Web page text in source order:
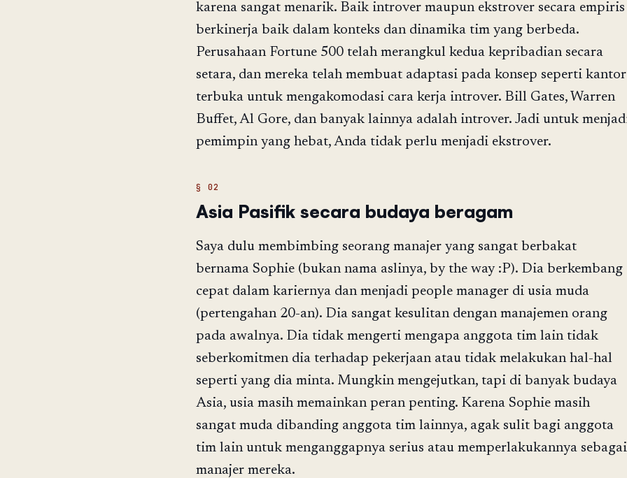
karena sangat menarik. Baik introver maupun ekstrover secara empiris
berkinerja baik dalam konteks dan dinamika tim yang berbeda.
Perusahaan Fortune 500 telah merangkul kedua kepribadian secara
setara, dan mereka telah membuat adaptasi pada konsep seperti kantor
terbuka untuk mengakomodasi cara kerja introver. Bill Gates, Warren
Buffet, Al Gore, dan banyak lainnya adalah introver. Jadi untuk
pemimpin yang hebat, Anda tidak perlu menjadi ekstrover.
Asia Pasifik secara budaya beragam
Saya dulu membimbing seorang manajer yang sangat berbakat
bernama Sophie (bukan nama aslinya, by the way :P). Dia berkembang
cepat dalam kariernya dan menjadi people manager di usia muda
(pertengahan 20-an). Dia sangat kesulitan dengan manajemen orang
pada awalnya. Dia tidak mengerti mengapa anggota tim lain tidak
seberkomitmen dia terhadap pekerjaan atau tidak melakukan hal-hal
seperti yang dia minta. Mungkin mengejutkan, tapi di banyak budaya
Asia, usia masih memainkan peran penting. Karena Sophie masih
sangat muda dibanding anggota tim lainnya, agak sulit bagi anggota
tim lain untuk menganggapnya serius atau memperlakukannya sebagai
manajer mereka.